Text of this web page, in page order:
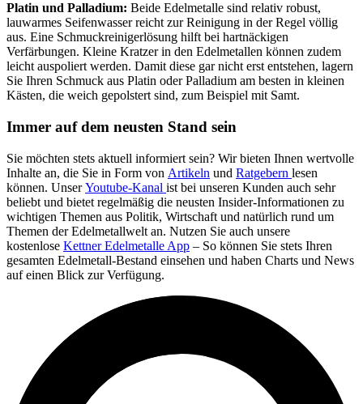
Platin und Palladium: Beide Edelmetalle sind relativ robust,
lauwarmes Seifenwasser reicht zur Reinigung in der Regel völlig
aus. Eine Schmuckreinigerlösung hilft bei hartnäckigen
Verfärbungen. Kleine Kratzer in den Edelmetallen können zudem
leicht auspoliert werden. Damit diese gar nicht erst entstehen, lagern
Sie Ihren Schmuck aus Platin oder Palladium am besten in kleinen
Kästen, die weich gepolstert sind, zum Beispiel mit Samt.
Immer auf dem neusten Stand sein
Sie möchten stets aktuell informiert sein? Wir bieten Ihnen wertvolle
Inhalte an, die Sie in Form von Artikeln und Ratgebern lesen
können. UnserYoutube-Kanal ist bei unseren Kunden auch sehr
beliebt und bietet regelmäßig die neusten Insider-Informationen zu
wichtigen Themen aus Politik, Wirtschaft und natürlich rund um
Themen der Edelmetallwelt an. Nutzen Sie auch unsere
kostenlose Kettner Edelmetalle App – So können Sie stets Ihren
gesamten Edelmetall-Bestand einsehen und haben Charts und News
auf einen Blick zur Verfügung.